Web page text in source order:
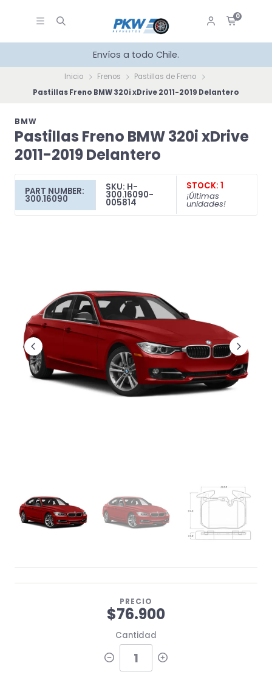
0
Envíos a todo Chile.
Inicio Frenos
Pastillas de Freno
Pastillas Freno BMW 320i xDrive 2011-2019 Delantero
BMW
Pastillas Freno BMW 320i xDrive
2011-2019 Delantero
PART NUMBER:
300.16090
SKU: H-
300.16090-
005814
STOCK: 1
¡Últimas
unidades!
PRECIO
$76.900
Cantidad